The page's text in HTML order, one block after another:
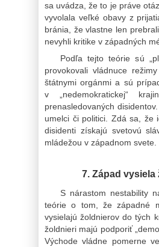
sa uvádza, že to je práve
vyvolala veľké obavy z
bránia, že vlastne len
nevyhli kritike v západných
Podľa tejto teórie sú
provokovali vládnuce
štátnymi orgánmi a sú
v „nedemokratickej“
prenasledovaných
umelci či politici. Zdá sa, že
disidenti získajú svetovú
mládežou v západnom svete.
7. Západ
S nárastom nestability
teórie o tom, že západné
vysielajú žoldnierov do tých
žoldnieri majú podporiť
Východe vládne pomerne